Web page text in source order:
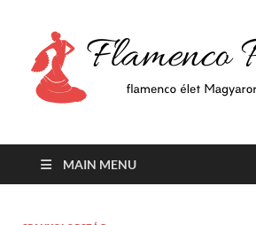
MAIN MENU